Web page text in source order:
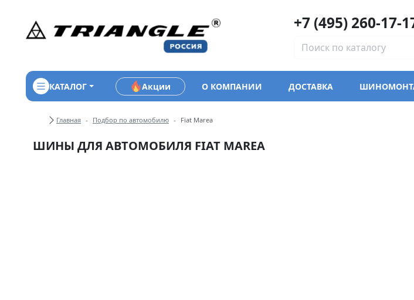
+7 (495) 260-17-
КАТАЛОГ Акции О КОМПАНИИ ДОСТАВКА
Хлебные крошки
Главная Подбор по автомобилю Fiat Marea
ШИНЫ ДЛЯ АВТОМОБИЛЯ FIAT MAREA